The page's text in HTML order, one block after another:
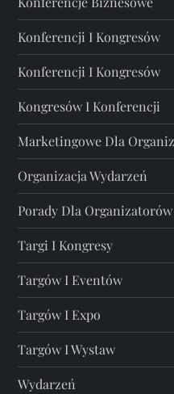
Konferencji I Kongresów
Konferencji I Kongresów
Kongresów I Konferencji
Marketingowe Dla
Organizacja Wydarzeń
Porady Dla Organizatorów
Targi I Kongresy
Targów I Eventów
Targów I Expo
Targów I Wystaw
Wydarzeń